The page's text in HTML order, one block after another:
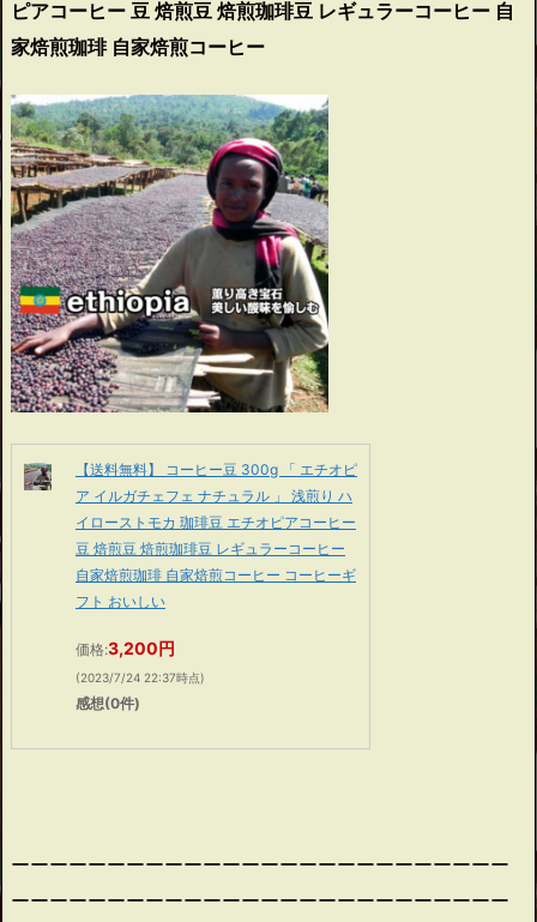
ピアコーヒー 豆 焙煎豆 焙煎珈琲豆 レギュラーコーヒー 自
家焙煎珈琲 自家焙煎コーヒー
【送料無料】 コーヒー豆 300g 「 エチオピ
ア イルガチェフェ ナチュラル 」 浅煎り ハ
イローストモカ 珈琲豆 エチオピアコーヒー
豆 焙煎豆 焙煎珈琲豆 レギュラーコーヒー
自家焙煎珈琲 自家焙煎コーヒー コーヒーギ
フト おいしい
価格:3,200円
(2023/7/24 22:37時点)
感想(0件)
ーーーーーーーーーーーーーーーーーーーーーーーーーー
ーーーーーーーーーーーーーーーーーーーーーーーーーー